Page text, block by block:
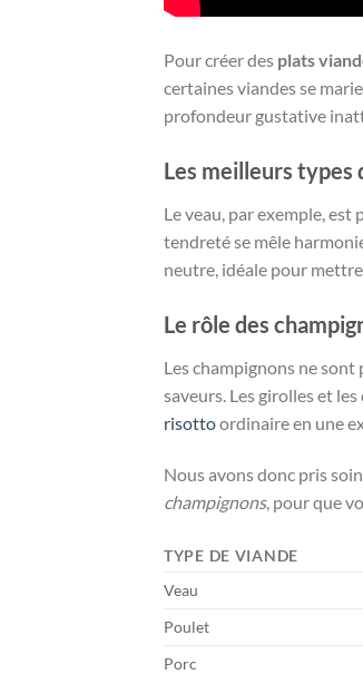
Pour créer des plats
certaines viandes se
profondeur gustative
Les meilleurs types
Le veau, par exemple,
tendreté se mêle
neutre, idéale pour
Le rôle des
Les champignons ne sont
saveurs. Les girolles et
risottoordinaire en une
Nous avons donc pris
champignons, pour que
TYPE DE VIANDE
Veau
Poulet
Porc